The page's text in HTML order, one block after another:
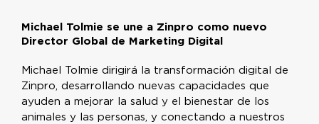
Michael Tolmie se une a Zinpro como nuevo
Director Global de Marketing Digital
Michael Tolmie dirigirá la transformación digital de
Zinpro, desarrollando nuevas capacidades que
ayuden a mejorar la salud y el bienestar de los
animales y las personas, y conectando a nuestros